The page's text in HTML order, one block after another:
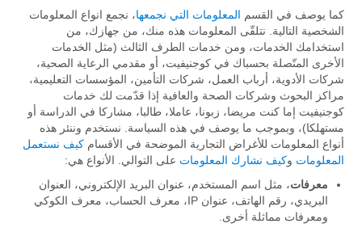
كما يوصف في القسم المعلومات التي نجمعها، نجمع انواع المعلومات
الشخصية التالية. نتلقّى المعلومات هذه منك، من جهازك، من
استخدامك الخدمات، ومن خدمات الطرف الثالث (مثل الخدمات
الأخرى المتّصلة بحسباك في كوجنيفيت، أو مقدمي الرعاية الصحية،
شركات الأدوية، أرباب العمل، شركات التأمين، المؤسسات التعليمية،
مراكز البحوث وشركات الصحة والعافية إذا قدّمت لك خدمات
كوجنيفيت إما كنت مريضا، زبونا، عاملا، طالبا، مشاركا في الدراسة أو
مستهلكا)، وبموجب ما يوصف في هذه السياسة. نستخدم وننئر هذه
أنواع المعلومات للأغراض التجارية الموضحة في الأقسامكيف نستعمل
المعلومات وكيف نشارك المعلومات على التوالي. الأنواع هي:
معرفات، مثل اسم المستخدم، عنوان البريد الإلكتروني، العنوان
البريدي، رقم الهاتف، عنوان IP، معرف الحساب، معرف الكوكي
ومعرفات مماثلة أخرى.